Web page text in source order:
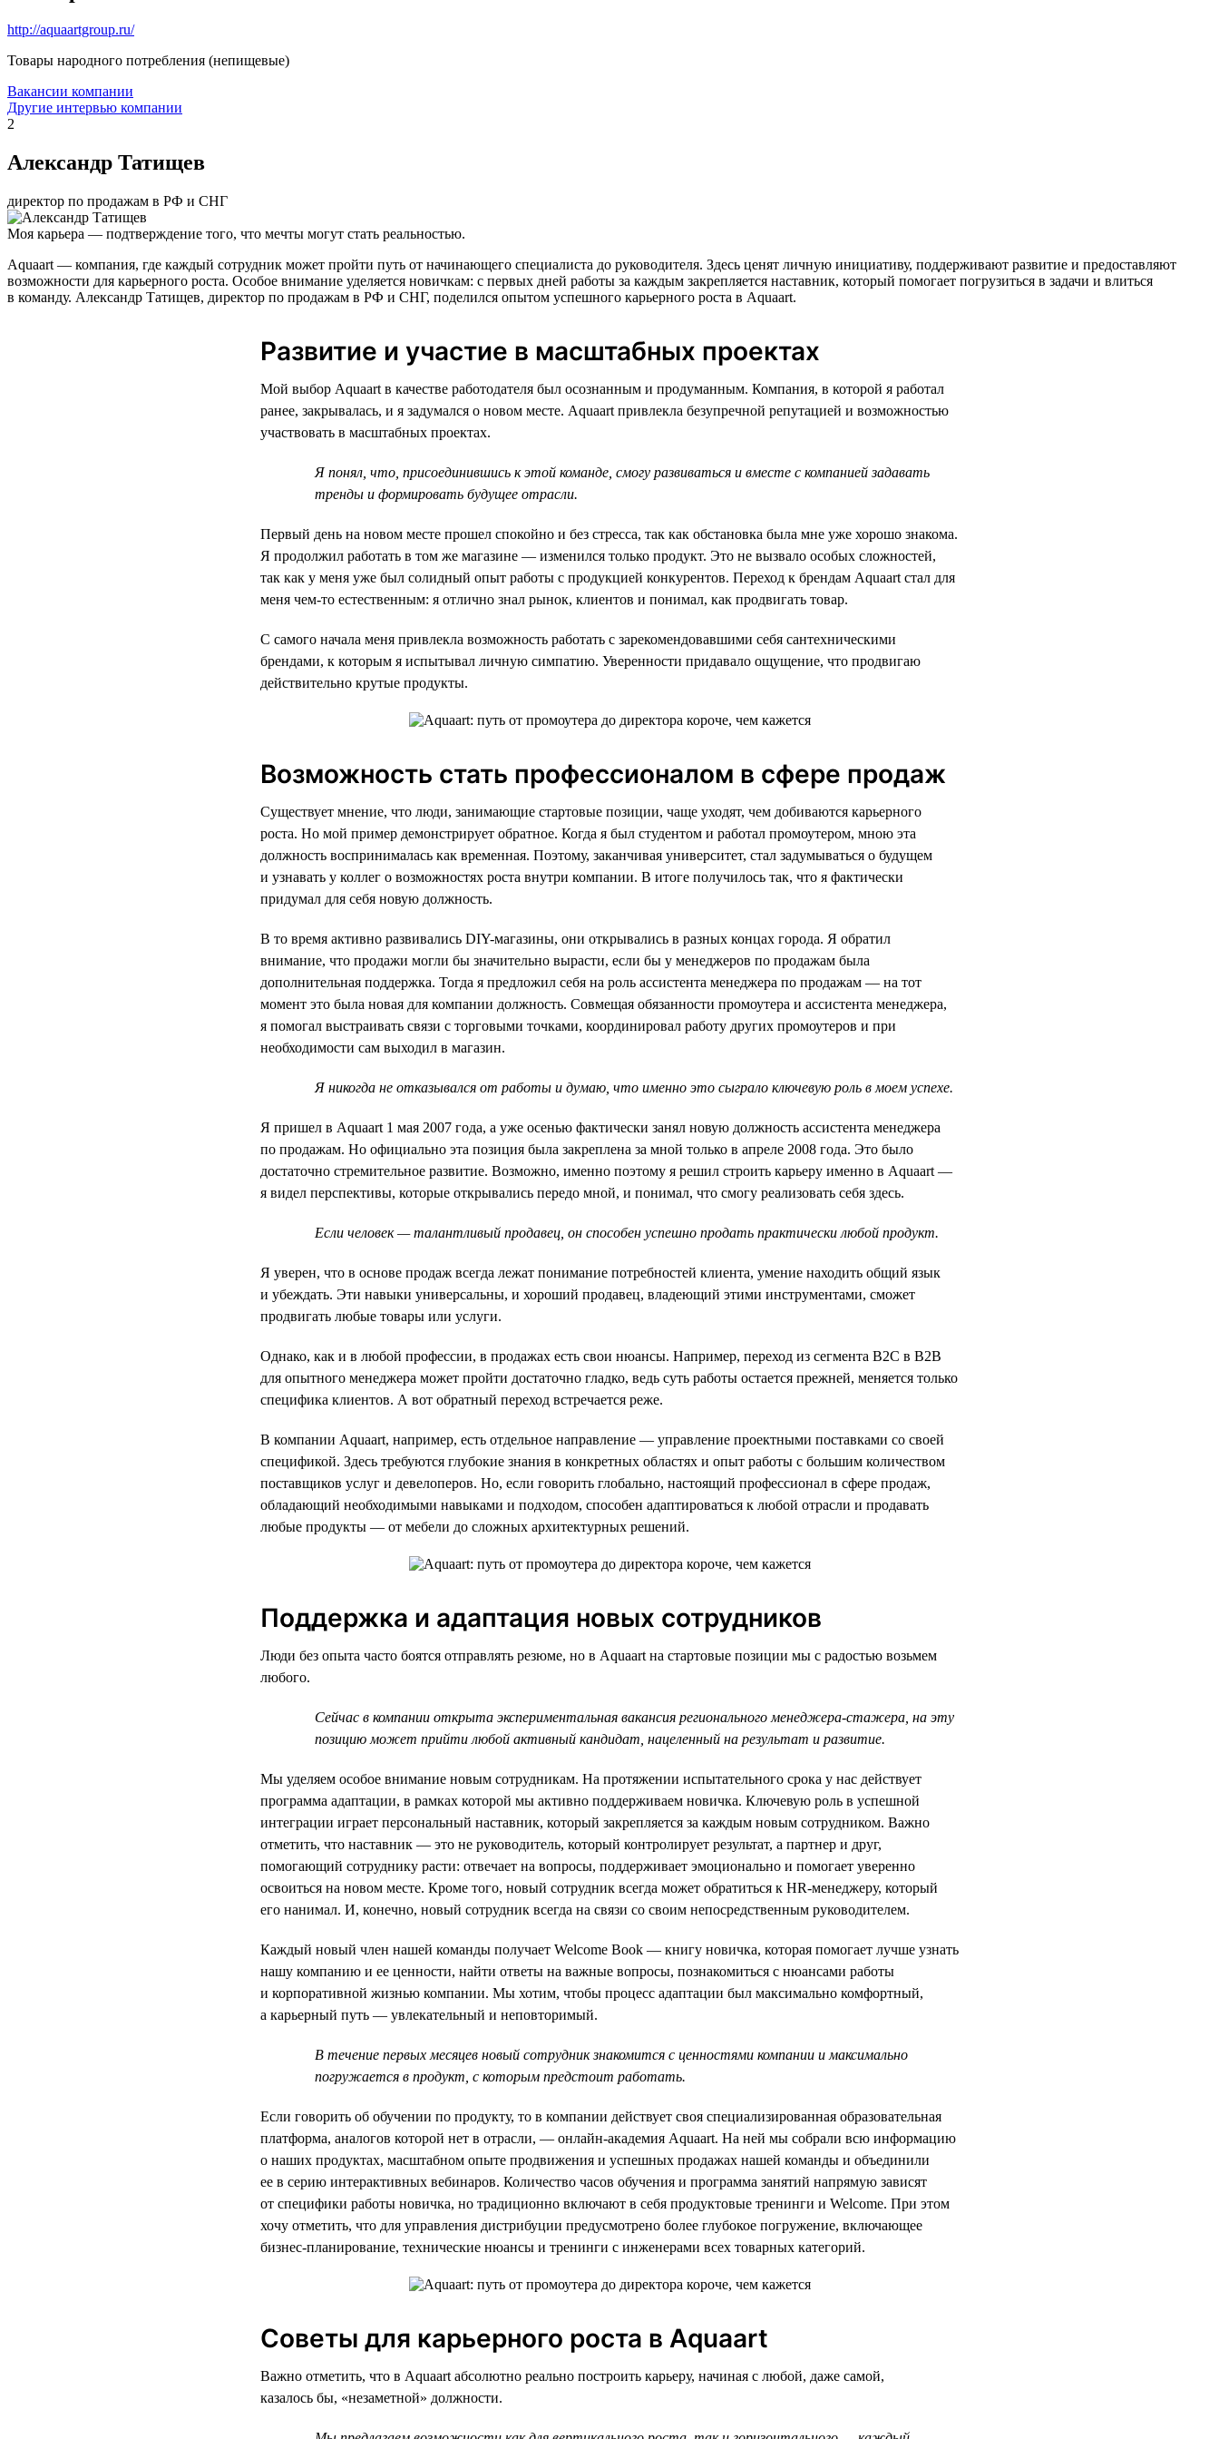
http://aquaartgroup.ru/
Товары народного потребления (непищевые)
Вакансии компании
Другие интервью компании
2
Александр Татищев
директор по продажам в РФ и СНГ
Моя карьера — подтверждение того, что мечты могут стать реальностью.
Aquaart — компания, где каждый сотрудник может пройти путь от начинающего специалиста до руководителя. Здесь ценят личную инициативу, поддерживают развитие и предоставляют
возможности для карьерного роста. Особое внимание уделяется новичкам: с первых дней работы за каждым закрепляется наставник, который помогает погрузиться в задачи и влиться
в команду. Александр Татищев, директор по продажам в РФ и СНГ, поделился опытом успешного карьерного роста в Aquaart.
Развитие и участие в масштабных проектах
Мой выбор Aquaart в качестве работодателя был осознанным и продуманным. Компания, в которой я работал
ранее, закрывалась, и я задумался о новом месте. Aquaart привлекла безупречной репутацией и возможностью
участвовать в масштабных проектах.
Я понял, что, присоединившись к этой команде, смогу развиваться и вместе с компанией задавать
тренды и формировать будущее отрасли.
Первый день на новом месте прошел спокойно и без стресса, так как обстановка была мне уже хорошо знакома.
Я продолжил работать в том же магазине — изменился только продукт. Это не вызвало особых сложностей,
так как у меня уже был солидный опыт работы с продукцией конкурентов. Переход к брендам Aquaart стал для
меня чем-то естественным: я отлично знал рынок, клиентов и понимал, как продвигать товар.
С самого начала меня привлекла возможность работать с зарекомендовавшими себя сантехническими
брендами, к которым я испытывал личную симпатию. Уверенности придавало ощущение, что продвигаю
действительно крутые продукты.
Возможность стать профессионалом в сфере продаж
Существует мнение, что люди, занимающие стартовые позиции, чаще уходят, чем добиваются карьерного
роста. Но мой пример демонстрирует обратное. Когда я был студентом и работал промоутером, мною эта
должность воспринималась как временная. Поэтому, заканчивая университет, стал задумываться о будущем
и узнавать у коллег о возможностях роста внутри компании. В итоге получилось так, что я фактически
придумал для себя новую должность.
В то время активно развивались DIY-магазины, они открывались в разных концах города. Я обратил
внимание, что продажи могли бы значительно вырасти, если бы у менеджеров по продажам была
дополнительная поддержка. Тогда я предложил себя на роль ассистента менеджера по продажам — на тот
момент это была новая для компании должность. Совмещая обязанности промоутера и ассистента менеджера,
я помогал выстраивать связи с торговыми точками, координировал работу других промоутеров и при
необходимости сам выходил в магазин.
Я никогда не отказывался от работы и думаю, что именно это сыграло ключевую роль в моем успехе.
Я пришел в Aquaart 1 мая 2007 года, а уже осенью фактически занял новую должность ассистента менеджера
по продажам. Но официально эта позиция была закреплена за мной только в апреле 2008 года. Это было
достаточно стремительное развитие. Возможно, именно поэтому я решил строить карьеру именно в Aquaart —
я видел перспективы, которые открывались передо мной, и понимал, что смогу реализовать себя здесь.
Если человек — талантливый продавец, он способен успешно продать практически любой продукт.
Я уверен, что в основе продаж всегда лежат понимание потребностей клиента, умение находить общий язык
и убеждать. Эти навыки универсальны, и хороший продавец, владеющий этими инструментами, сможет
продвигать любые товары или услуги.
Однако, как и в любой профессии, в продажах есть свои нюансы. Например, переход из сегмента B2C в B2B
для опытного менеджера может пройти достаточно гладко, ведь суть работы остается прежней, меняется только
специфика клиентов. А вот обратный переход встречается реже.
В компании Aquaart, например, есть отдельное направление — управление проектными поставками со своей
спецификой. Здесь требуются глубокие знания в конкретных областях и опыт работы с большим количеством
поставщиков услуг и девелоперов. Но, если говорить глобально, настоящий профессионал в сфере продаж,
обладающий необходимыми навыками и подходом, способен адаптироваться к любой отрасли и продавать
любые продукты — от мебели до сложных архитектурных решений.
Поддержка и адаптация новых сотрудников
Люди без опыта часто боятся отправлять резюме, но в Aquaart на стартовые позиции мы с радостью возьмем
любого.
Сейчас в компании открыта экспериментальная вакансия регионального менеджера-стажера, на эту
позицию может прийти любой активный кандидат, нацеленный на результат и развитие.
Мы уделяем особое внимание новым сотрудникам. На протяжении испытательного срока у нас действует
программа адаптации, в рамках которой мы активно поддерживаем новичка. Ключевую роль в успешной
интеграции играет персональный наставник, который закрепляется за каждым новым сотрудником. Важно
отметить, что наставник — это не руководитель, который контролирует результат, а партнер и друг,
помогающий сотруднику расти: отвечает на вопросы, поддерживает эмоционально и помогает уверенно
освоиться на новом месте. Кроме того, новый сотрудник всегда может обратиться к HR-менеджеру, который
его нанимал. И, конечно, новый сотрудник всегда на связи со своим непосредственным руководителем.
Каждый новый член нашей команды получает Welcome Book — книгу новичка, которая помогает лучше узнать
нашу компанию и ее ценности, найти ответы на важные вопросы, познакомиться с нюансами работы
и корпоративной жизнью компании. Мы хотим, чтобы процесс адаптации был максимально комфортный,
а карьерный путь — увлекательный и неповторимый.
В течение первых месяцев новый сотрудник знакомится с ценностями компании и максимально
погружается в продукт, с которым предстоит работать.
Если говорить об обучении по продукту, то в компании действует своя специализированная образовательная
платформа, аналогов которой нет в отрасли, — онлайн-академия Aquaart. На ней мы собрали всю информацию
о наших продуктах, масштабном опыте продвижения и успешных продажах нашей команды и объединили
ее в серию интерактивных вебинаров. Количество часов обучения и программа занятий напрямую зависят
от специфики работы новичка, но традиционно включают в себя продуктовые тренинги и Welcome. При этом
хочу отметить, что для управления дистрибуции предусмотрено более глубокое погружение, включающее
бизнес-планирование, технические нюансы и тренинги с инженерами всех товарных категорий.
Советы для карьерного роста в Aquaart
Важно отметить, что в Aquaart абсолютно реально построить карьеру, начиная с любой, даже самой,
казалось бы, «незаметной» должности.